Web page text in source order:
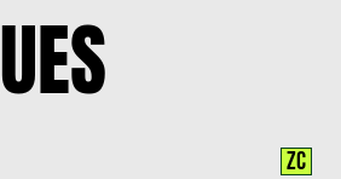
ZC